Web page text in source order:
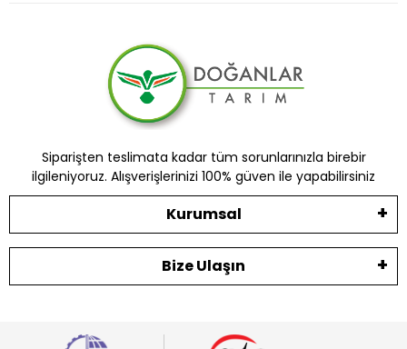
Siparişten teslimata kadar tüm sorunlarınızla birebir
ilgileniyoruz. Alışverişlerinizi 100% güven ile yapabilirsiniz
Kurumsal
Bize Ulaşın